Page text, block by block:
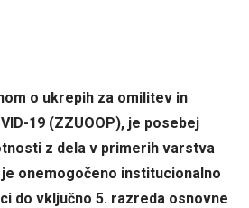
o ukrepih za omilitev in
19 (ZZUOOP), je posebej
z dela v primerih varstva
onemogočeno institucionalno
do vključno 5. razreda osnovne